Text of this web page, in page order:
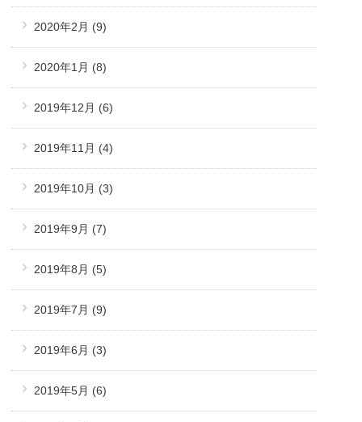
2020年2月 (9)
2020年1月 (8)
2019年12月 (6)
2019年11月 (4)
2019年10月 (3)
2019年9月 (7)
2019年8月 (5)
2019年7月 (9)
2019年6月 (3)
2019年5月 (6)